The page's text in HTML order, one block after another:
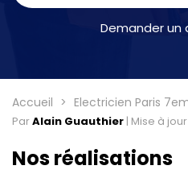
Demander un
Accueil Electricien Paris
ParAlain Guauthier | Mise à
Nos réalisations